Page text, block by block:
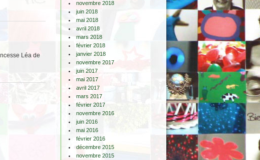
Léa de
novembre 2018
juin 2018
mai 2018
avril 2018
mars 2018
février 2018
janvier 2018
novembre 2017
juin 2017
mai 2017
avril 2017
mars 2017
février 2017
novembre 2016
juin 2016
mai 2016
février 2016
décembre 2015
novembre 2015